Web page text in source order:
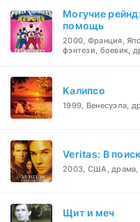
Могучие
помощь
2000, Франция,
фэнтези, боевик,
Калипсо
1999, Венесуэла,
Veritas: В
2003, США, драма,
Щит и меч